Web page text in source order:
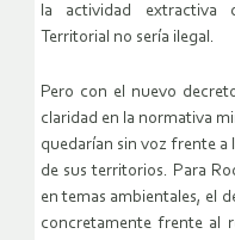
la actividad extractiva
Territorial no sería ilegal.
Pero con el nuevo
claridad en la normativa
quedarían sin voz frente a
de sus territorios. Para
en temas ambientales, el
concretamente frente al